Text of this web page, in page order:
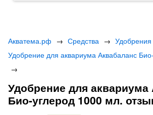
Акватема.рф → Средства →
Удобрение для аквариума Аквабаланс
→
Удобрение для аквариума
Био-углерод 1000 мл.